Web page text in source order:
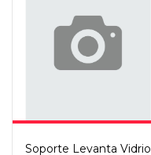
Soporte Levanta Vidrio